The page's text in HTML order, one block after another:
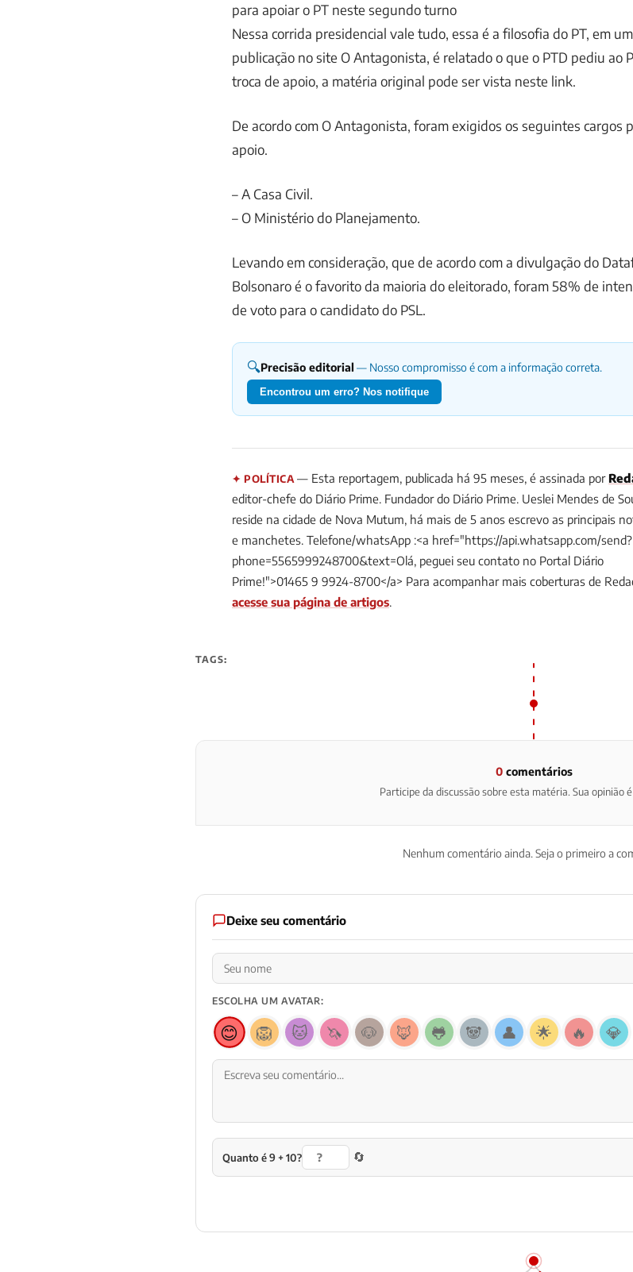
para apoiar o PT neste segundo turno
Nessa corrida presidencial vale tudo, essa é a filosofia do PT, em
publicação no site O Antagonista, é relatado o que o PTD pediu ao
troca de apoio, a matéria original pode ser vista neste link.
De acordo com O Antagonista, foram exigidos os seguintes cargos
apoio.
– A Casa Civil.
– O Ministério do Planejamento.
Levando em consideração, que de acordo com a divulgação do
Bolsonaro é o favorito da maioria do eleitorado, foram 58% de
de voto para o candidato do PSL.
🔍Precisão editorial — Nosso compromisso é com a informação correta.
Encontrou um erro? Nos notifique
✦ POLÍTICA — Esta reportagem, publicada há 95 meses, é assinada por
editor-chefe do Diário Prime. Fundador do Diário Prime. Ueslei Mendes de
reside na cidade de Nova Mutum, há mais de 5 anos escrevo as principais
e manchetes. Telefone/whatsApp :<a href="https://api.whatsapp.com/send?
phone=5565999248700&text=Olá, peguei seu contato no Portal Diário
Prime!">01465 9 9924-8700</a> Para acompanhar mais coberturas de
acesse sua página de artigos.
TAGS:
0comentários
Participe da discussão sobre esta matéria. Sua opinião
Nenhum comentário ainda. Seja o primeiro a
Deixe seu comentário
ESCOLHA UM AVATAR:
😊 🦁 🐱 🦄 🐶 🦊 🐸 🐼 👤 🌟 🔥 💎
Quanto é 9 + 10? 🔄